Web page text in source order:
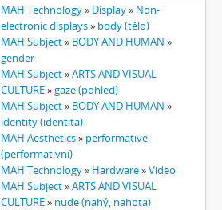
MAH Technology» Display» Non-
electronic displays» body (tělo)
MAH Subject» BODY AND HUMAN »
gender
MAH Subject»ARTS AND VISUAL
CULTURE»gaze (pohled)
MAH Subject» BODY AND HUMAN »
identity (identita)
MAH Aesthetics» performative
(performativní)
MAH Technology» Hardware»Video
MAH Subject»ARTS AND VISUAL
CULTURE» nude (nahý, nahota)